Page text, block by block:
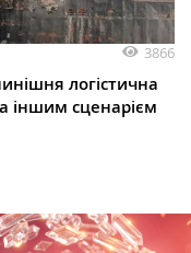
3866
логістична
іншим сценарієм